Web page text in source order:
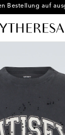
Bestellung auf